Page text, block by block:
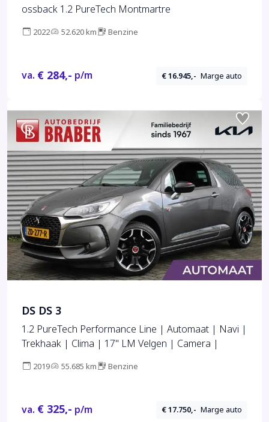
ossback 1.2 PureTech Montmartre
2022 52.620 km Benzine
va. € 284,- p/m € 16.945,- Marge auto
DS DS 3
1.2 PureTech Performance Line | Automaat | Navi |
Trekhaak | Clima | 17" LM Velgen | Camera |
2019 55.685 km Benzine
va. € 325,- p/m € 17.750,- Marge auto